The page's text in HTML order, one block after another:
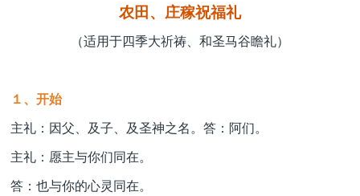
农田、庄稼祝福礼
（适用于四季大祈祷、和圣马谷瞻礼）
１、开始
主礼：因父、及子、及圣神之名。答：阿们。
主礼：愿主与你们同在。
答：也与你的心灵同在。